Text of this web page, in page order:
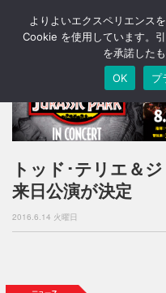
トッド･テリエ＆
来日公演が決定
2016.6.14 火曜日
よりよいエクスペリエンス
Cookie を使用しています。
を承諾した
OK
プ